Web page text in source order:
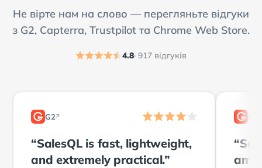
Не вірте нам на слово — перегляньте відгуки
з G2, Capterra, Trustpilot та Chrome Web Store.
4.8· 917 відгуків
2 G2↗
“SalesQL is fast, lightweight,
and extremely practical.”
2